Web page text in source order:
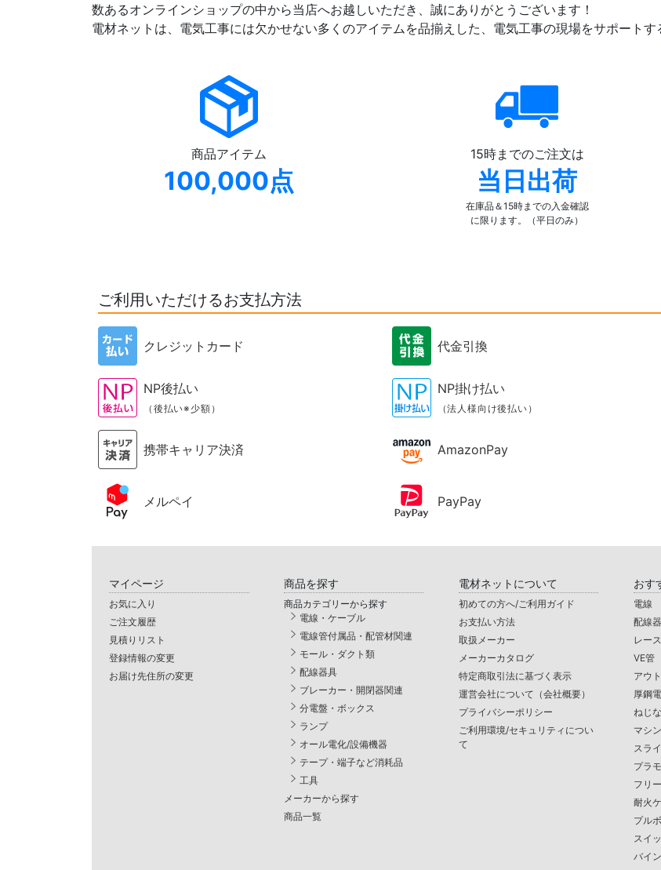
数あるオンラインショップの中から当店へお越しいただき、誠にありがとうございます！
電材ネットは、電気工事には欠かせない多くのアイテムを品揃えした、電気工事の現場をサポートす
商品アイテム
100,000点
15時までのご注文は
当日出荷
在庫品＆15時までの入金確認
に限ります。（平日のみ）
ご利用いただけるお支払方法
クレジットカード 代金引換
NP後払い
（後払い※少額）
NP掛け払い
（法人様向け後払い）
携帯キャリア決済 AmazonPay
メルペイ PayPay
マイページ
お気に入り
ご注文履歴
見積りリスト
登録情報の変更
お届け先住所の変更
商品を探す
商品カテゴリーから探す
電線・ケーブル
電線管付属品・配管材関連
モール・ダクト類
配線器具
ブレーカー・開閉器関連
分電盤・ボックス
ランプ
オール電化/設備機器
テープ・端子など消耗品
工具
メーカーから探す
商品一覧
電材ネットについて
初めての方へ/ご利用ガイド
お支払い方法
取扱メーカー
メーカーカタログ
特定商取引法に基づく表示
運営会社について（会社概要）
プライバシーポリシー
ご利用環境/セキュリティについ
て
おす
電線
配線
レー
VE管
アウ
厚鋼
ねじ
マシ
スラ
プラ
フリ
耐火
プル
スイ
バイ